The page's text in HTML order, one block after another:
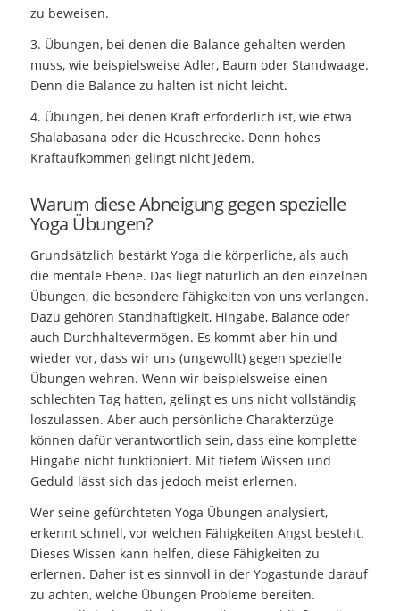
zu beweisen.
3. Übungen, bei denen die Balance gehalten werden
muss, wie beispielsweise Adler, Baum oder Standwaage.
Denn die Balance zu halten ist nicht leicht.
4. Übungen, bei denen Kraft erforderlich ist, wie etwa
Shalabasana oder die Heuschrecke. Denn hohes
Kraftaufkommen gelingt nicht jedem.
Warum diese Abneigung gegen spezielle
Yoga Übungen?
Grundsätzlich bestärkt Yoga die körperliche, als auch
die mentale Ebene. Das liegt natürlich an den einzelnen
Übungen, die besondere Fähigkeiten von uns verlangen.
Dazu gehören Standhaftigkeit, Hingabe, Balance oder
auch Durchhaltevermögen. Es kommt aber hin und
wieder vor, dass wir uns (ungewollt) gegen spezielle
Übungen wehren. Wenn wir beispielsweise einen
schlechten Tag hatten, gelingt es uns nicht vollständig
loszulassen. Aber auch persönliche Charakterzüge
können dafür verantwortlich sein, dass eine komplette
Hingabe nicht funktioniert. Mit tiefem Wissen und
Geduld lässt sich das jedoch meist erlernen.
Wer seine gefürchteten Yoga Übungen analysiert,
erkennt schnell, vor welchen Fähigkeiten Angst besteht.
Dieses Wissen kann helfen, diese Fähigkeiten zu
erlernen. Daher ist es sinnvoll in der Yogastunde darauf
zu achten, welche Übungen Probleme bereiten.